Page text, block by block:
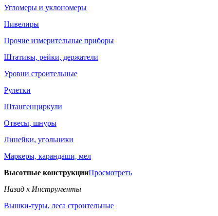
Угломеры и уклономеры
Нивелиры
Прочие измерительные приборы
Штативы, рейки, держатели
Уровни строительные
Рулетки
Штангенциркули
Отвесы, шнуры
Линейки, угольники
Маркеры, карандаши, мел
Высотные конструкцииПросмотреть
Назад к Инструменты
Вышки-туры, леса строительные